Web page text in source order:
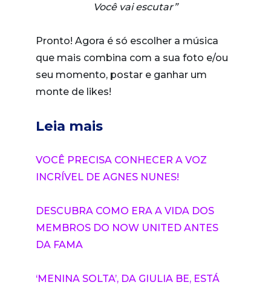
Você vai escutar”
Pronto! Agora é só escolher a música
que mais combina com a sua foto e/ou
seu momento, postar e ganhar um
monte de likes!
Leia mais
VOCÊ PRECISA CONHECER A VOZ
INCRÍVEL DE AGNES NUNES!
DESCUBRA COMO ERA A VIDA DOS
MEMBROS DO NOW UNITED ANTES
DA FAMA
‘MENINA SOLTA’, DA GIULIA BE, ESTÁ